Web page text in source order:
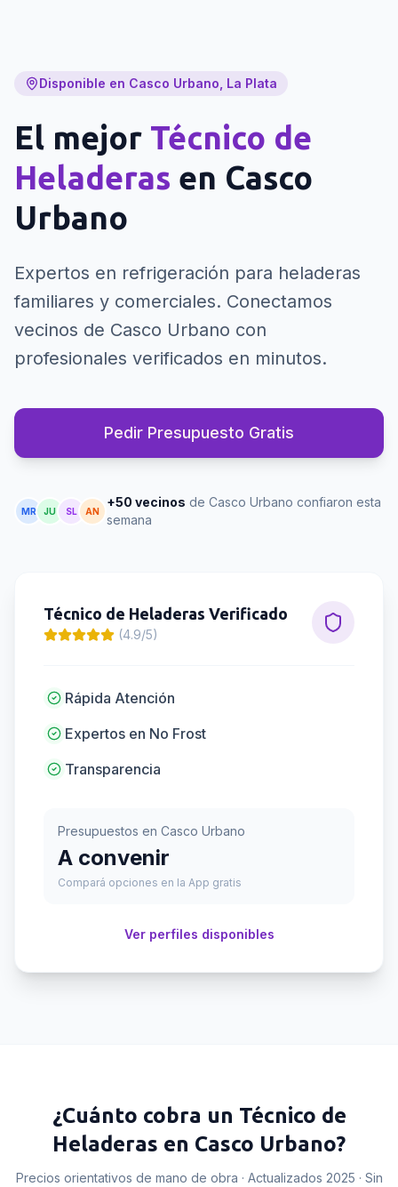
Disponible en Casco Urbano, La Plata
El mejor Técnico de
Heladeras en Casco
Urbano
Expertos en refrigeración para heladeras
familiares y comerciales. Conectamos
vecinos de Casco Urbano con
profesionales verificados en minutos.
Pedir Presupuesto Gratis
MR JU SL AN
+50 vecinos de Casco Urbano confiaron esta
semana
Técnico de Heladeras Verificado
(4.9/5)
Rápida Atención
Expertos en No Frost
Transparencia
Presupuestos en Casco Urbano
A convenir
Compará opciones en la App gratis
Ver perfiles disponibles
¿Cuánto cobra un Técnico de
Heladeras en Casco Urbano?
Precios orientativos de mano de obra · Actualizados 2025 · Sin